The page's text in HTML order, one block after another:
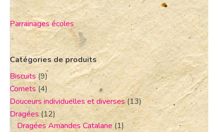
Parrainages écoles
Catégories de produits
Biscuits(9)
Cornets(4)
Douceurs individuelles et diverses (13)
Dragées(12)
Dragées Amandes Catalane(1)